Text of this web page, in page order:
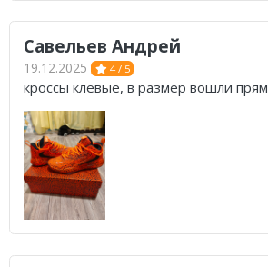
Савельев Андрей
19.12.2025 4 / 5
кроссы клёвые, в размер вошли прям